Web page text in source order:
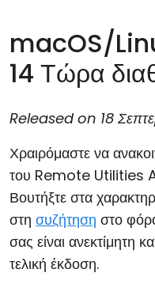
macOS/
14 Τώρα
Released on 18
Χραιρόμαστε να
του Remote Utilities
Βουτήξτε στα
στη συζήτηση στο
σας είναι ανεκτίμητη
τελική έκδοση.